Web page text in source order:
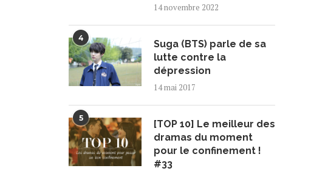
14 novembre 2022
4
Suga (BTS) parle de sa
lutte contre la
dépression
14 mai 2017
5
[TOP 10] Le meilleur des
dramas du moment
pour le confinement !
#33